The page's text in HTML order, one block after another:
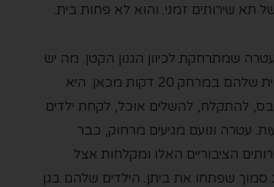
תא שירותים זמני. והוא לא פחות בית.
שמתרחקת לכיוון הגנון הקטן. מה יש
לה להתלונן, הבית שלהם במרחק 20 דקות מכאן. היא
להתקלח, להשלים אוכל, לקחת ילדים
עטרה ונועם מגיעים מרחוק, כבר
הציבוריים האלו ומקלחות אצל
סמוך שפתחו את ביתן. הילדים שלהם בגן